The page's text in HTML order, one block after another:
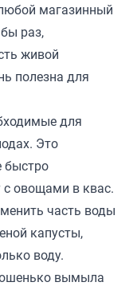
магазинный
раз,
живой
полезна для
для
Это
быстро
овощами в квас.
часть воды
капусты,
воду.
вымыла